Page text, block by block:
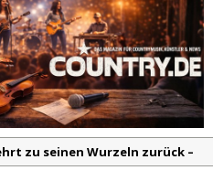
zu seinen Wurzeln zurück –